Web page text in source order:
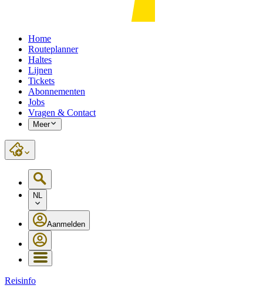
Home
Routeplanner
Haltes
Lijnen
Tickets
Abonnementen
Jobs
Vragen & Contact
Meer
NL
Aanmelden
Reisinfo